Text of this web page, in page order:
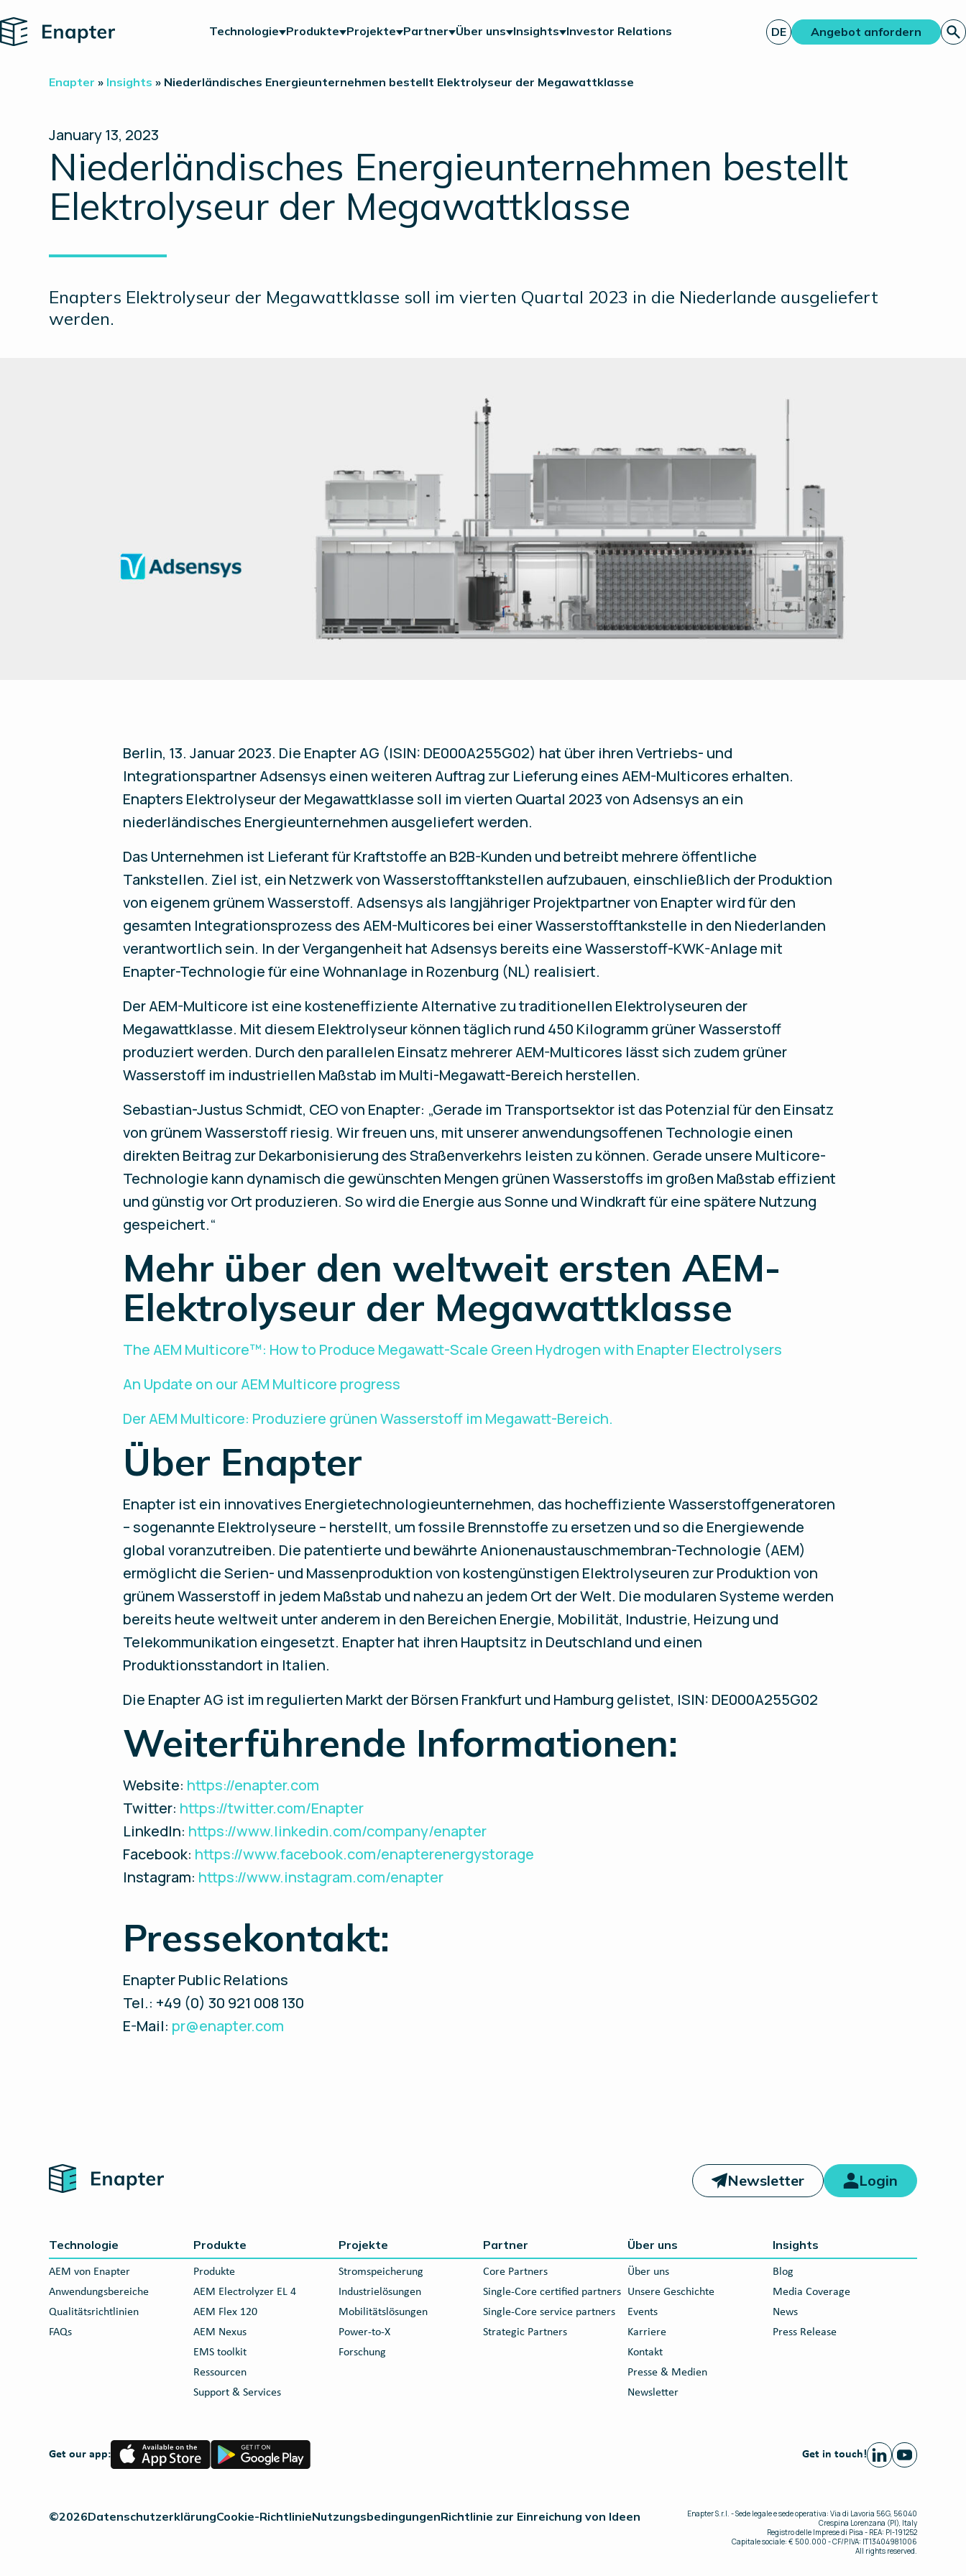
Home Technologie Produkte Projekte Partner Über uns Insights Investor Relations DE Angebot anfordern
Enapter » Insights » Niederländisches Energieunternehmen bestellt Elektrolyseur der Megawattklasse
January 13, 2023
Niederländisches Energieunternehmen bestellt
Elektrolyseur der Megawattklasse
Enapters Elektrolyseur der Megawattklasse soll im vierten Quartal 2023 in die Niederlande ausgeliefert
werden.
Berlin, 13. Januar 2023. Die Enapter AG (ISIN: DE000A255G02) hat über ihren Vertriebs- und
Integrationspartner Adsensys einen weiteren Auftrag zur Lieferung eines AEM-Multicores erhalten.
Enapters Elektrolyseur der Megawattklasse soll im vierten Quartal 2023 von Adsensys an ein
niederländisches Energieunternehmen ausgeliefert werden.
Das Unternehmen ist Lieferant für Kraftstoffe an B2B-Kunden und betreibt mehrere öffentliche
Tankstellen. Ziel ist, ein Netzwerk von Wasserstofftankstellen aufzubauen, einschließlich der Produktion
von eigenem grünem Wasserstoff. Adsensys als langjähriger Projektpartner von Enapter wird für den
gesamten Integrationsprozess des AEM-Multicores bei einer Wasserstofftankstelle in den Niederlanden
verantwortlich sein. In der Vergangenheit hat Adsensys bereits eine Wasserstoff-KWK-Anlage mit
Enapter-Technologie für eine Wohnanlage in Rozenburg (NL) realisiert.
Der AEM-Multicore ist eine kosteneffiziente Alternative zu traditionellen Elektrolyseuren der
Megawattklasse. Mit diesem Elektrolyseur können täglich rund 450 Kilogramm grüner Wasserstoff
produziert werden. Durch den parallelen Einsatz mehrerer AEM-Multicores lässt sich zudem grüner
Wasserstoff im industriellen Maßstab im Multi-Megawatt-Bereich herstellen.
Sebastian-Justus Schmidt, CEO von Enapter: „Gerade im Transportsektor ist das Potenzial für den Einsatz
von grünem Wasserstoff riesig. Wir freuen uns, mit unserer anwendungsoffenen Technologie einen
direkten Beitrag zur Dekarbonisierung des Straßenverkehrs leisten zu können. Gerade unsere Multicore-
Technologie kann dynamisch die gewünschten Mengen grünen Wasserstoffs im großen Maßstab effizient
und günstig vor Ort produzieren. So wird die Energie aus Sonne und Windkraft für eine spätere Nutzung
gespeichert.“
Mehr über den weltweit ersten AEM-
Elektrolyseur der Megawattklasse
The AEM Multicore™: How to Produce Megawatt-Scale Green Hydrogen with Enapter Electrolysers
An Update on our AEM Multicore progress
Der AEM Multicore: Produziere grünen Wasserstoff im Megawatt-Bereich.
Über Enapter
Enapter ist ein innovatives Energietechnologieunternehmen, das hocheffiziente Wasserstoffgeneratoren
– sogenannte Elektrolyseure – herstellt, um fossile Brennstoffe zu ersetzen und so die Energiewende
global voranzutreiben. Die patentierte und bewährte Anionenaustauschmembran-Technologie (AEM)
ermöglicht die Serien- und Massenproduktion von kostengünstigen Elektrolyseuren zur Produktion von
grünem Wasserstoff in jedem Maßstab und nahezu an jedem Ort der Welt. Die modularen Systeme werden
bereits heute weltweit unter anderem in den Bereichen Energie, Mobilität, Industrie, Heizung und
Telekommunikation eingesetzt. Enapter hat ihren Hauptsitz in Deutschland und einen
Produktionsstandort in Italien.
Die Enapter AG ist im regulierten Markt der Börsen Frankfurt und Hamburg gelistet, ISIN: DE000A255G02
Weiterführende Informationen:
Website: https://enapter.com
Twitter: https://twitter.com/Enapter
LinkedIn: https://www.linkedin.com/company/enapter
Facebook: https://www.facebook.com/enapterenergystorage
Instagram: https://www.instagram.com/enapter
Pressekontakt:
Enapter Public Relations
Tel.: +49 (0) 30 921 008 130
E-Mail: pr@enapter.com
Home
Newsletter Login
Technologie
AEM von Enapter
Anwendungsbereiche
Qualitätsrichtlinien
FAQs
Produkte
Produkte
AEM Electrolyzer EL 4
AEM Flex 120
AEM Nexus
EMS toolkit
Ressourcen
Support & Services
Projekte
Stromspeicherung
Industrielösungen
Mobilitätslösungen
Power-to-X
Forschung
Partner
Core Partners
Single-Core certified partners
Single-Core service partners
Strategic Partners
Über uns
Über uns
Unsere Geschichte
Events
Karriere
Kontakt
Presse & Medien
Newsletter
Insights
Blog
Media Coverage
News
Press Release
Get our app:
App
Store
Google
Play
Get in touch!
©2026DatenschutzerklärungCookie-RichtlinieNutzungsbedingungenRichtlinie zur Einreichung von Ideen
Enapter S.r.l. - Sede legale e sede operativa: Via di Lavoria 56G, 56040
Crespina Lorenzana (PI), Italy
Registro delle Imprese di Pisa - REA: PI-191252
Capitale sociale: € 500.000 - CF/P.IVA: IT13404981006
All rights reserved.